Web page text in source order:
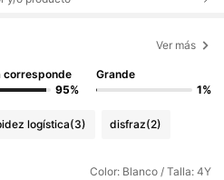
Ver más
corresponde
95%
Grande
1%
logística(3) disfraz(2)
Color: Blanco / Talla: 4Y